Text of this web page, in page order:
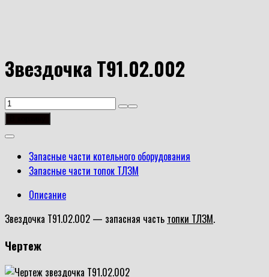
Звездочка Т91.02.002
Количество
товара
Запасные части котельного оборудования
Запасные части топок ТЛЗМ
Описание
Звездочка Т91.02.002 — запасная часть топки ТЛЗМ.
Чертеж